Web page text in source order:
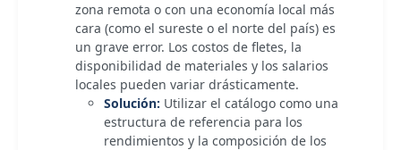
zona remota o con una economía local más
cara (como el sureste o el norte del país) es
un grave error. Los costos de fletes, la
disponibilidad de materiales y los salarios
locales pueden variar drásticamente.
Solución: Utilizar el catálogo como una
estructura de referencia para los
rendimientos y la composición de los